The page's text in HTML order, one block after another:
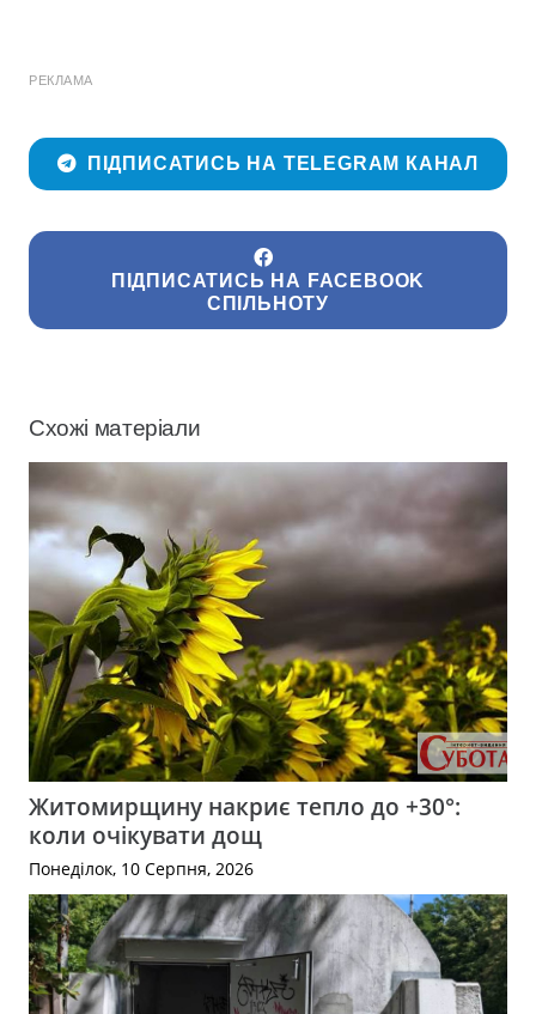
РЕКЛАМА
ПІДПИСАТИСЬ НА TELEGRAM КАНАЛ
ПІДПИСАТИСЬ НА FACEBOOK
СПІЛЬНОТУ
Схожі матеріали
Житомирщину накриє тепло до +30°:
коли очікувати дощ
Понеділок, 10 Серпня, 2026